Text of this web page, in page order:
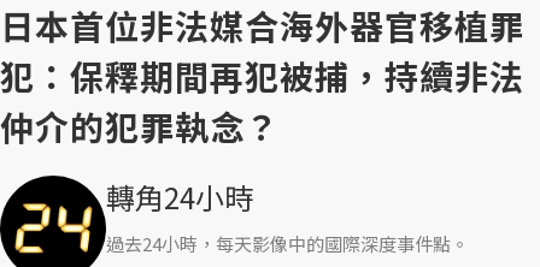
日本首位非法媒合海外器官移植罪
犯：保釋期間再犯被捕，持續非法
仲介的犯罪執念？
轉角24小時
過去24小時，每天影像中的國際深度事件點。